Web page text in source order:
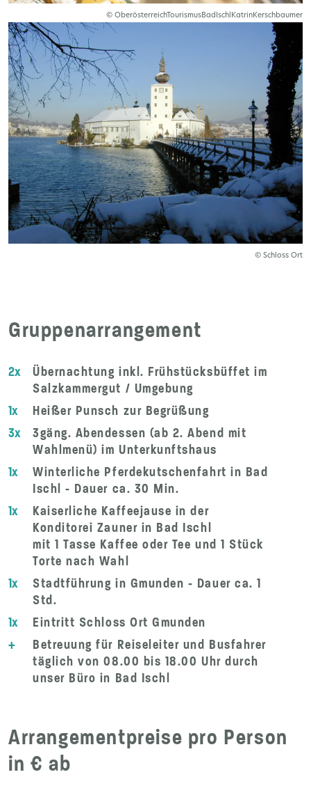
© OberösterreichTourismusBadIschlKatrinKerschbaumer
© Schloss Ort
Gruppenarrangement
2x
Übernachtung inkl. Frühstücksbüffet im
Salzkammergut / Umgebung
1x
Heißer Punsch zur Begrüßung
3x
3gäng. Abendessen (ab 2. Abend mit
Wahlmenü) im Unterkunftshaus
1x
Winterliche Pferdekutschenfahrt in Bad
Ischl - Dauer ca. 30 Min.
1x
Kaiserliche Kaffeejause in der
Konditorei Zauner in Bad Ischl
mit 1 Tasse Kaffee oder Tee und 1 Stück
Torte nach Wahl
1x
Stadtführung in Gmunden - Dauer ca. 1
Std.
1x
Eintritt Schloss Ort Gmunden
+
Betreuung für Reiseleiter und Busfahrer
täglich von 08.00 bis 18.00 Uhr durch
unser Büro in Bad Ischl
Arrangementpreise pro Person
in € ab